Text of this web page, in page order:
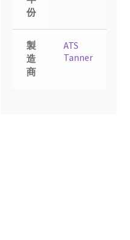
份
製
造
商
ATS
Tanner